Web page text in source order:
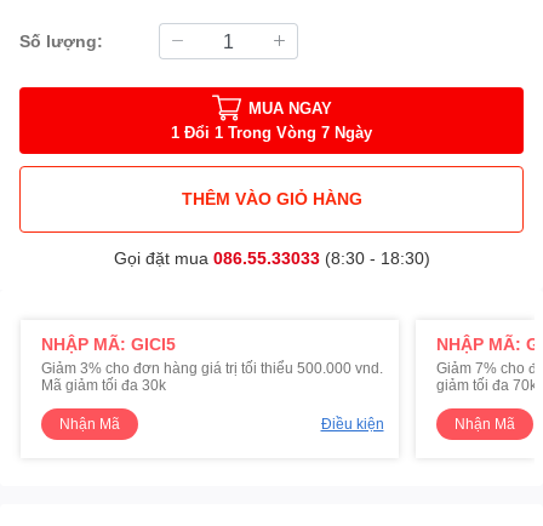
Số lượng:
MUA NGAY
1 Đổi 1 Trong Vòng 7 Ngày
THÊM VÀO GIỎ HÀNG
Gọi đặt mua 086.55.33033(8:30 - 18:30)
NHẬP MÃ: GICI5
Giảm 3% cho đơn hàng giá trị tối thiểu 500.000 vnd.
Mã giảm tối đa 30k
Nhận Mã Điều kiện
NHẬP MÃ:
Giảm 7% cho
giảm tối đa 70k
Nhận Mã